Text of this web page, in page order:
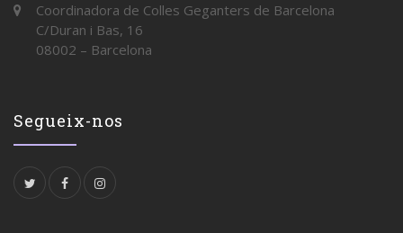
Coordinadora de Colles Geganters de Barcelona
C/Duran i Bas, 16
08002 – Barcelona
Segueix-nos